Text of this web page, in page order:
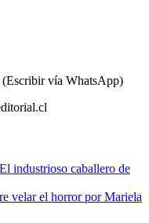
vía WhatsApp)
industrioso caballero de
velar el horror por Mariela